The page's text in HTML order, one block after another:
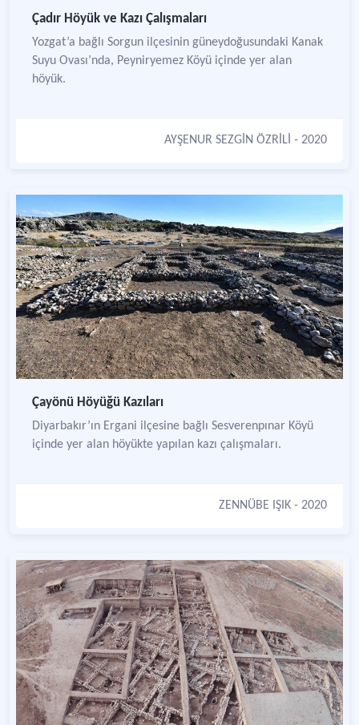
Çadır Höyük ve Kazı Çalışmaları
Yozgat’a bağlı Sorgun ilçesinin güneydoğusundaki Kanak
Suyu Ovası’nda, Peyniryemez Köyü içinde yer alan
höyük.
AYŞENUR SEZGİN ÖZRİLİ - 2020
Çayönü Höyüğü Kazıları
Diyarbakır’ın Ergani ilçesine bağlı Sesverenpınar Köyü
içinde yer alan höyükte yapılan kazı çalışmaları.
ZENNÜBE IŞIK - 2020